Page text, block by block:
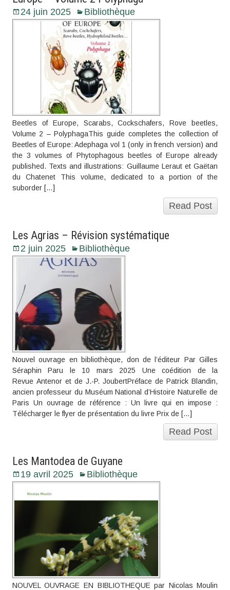
24 juin 2025 Bibliothèque
Beetles of Europe, Scarabs, Cockschafers, Rove beetles,
Volume 2 – PolyphagaThis guide completes the collection of
Beetles of Europe: Adephaga vol 1 (only in french version) and
the 3 volumes of Phytophagous beetles of Europe already
published. Texts and illustrations: Guillaume Leraut et Gaëtan
du Chatenet This volume, dedicated to a portion of the
suborder […]
Read Post
Les Agrias – Révision systématique
2 juin 2025 Bibliothèque
Nouvel ouvrage en bibliothèque, don de l’éditeur Par Gilles
Séraphin Paru le 10 mars 2025 Une coédition de la
Revue Antenor et de J.-P. JoubertPréface de Patrick Blandin,
ancien professeur du Muséum National d’Histoire Naturelle de
Paris Un ouvrage de référence : Un livre qui en impose :
Télécharger le flyer de présentation du livre Prix de […]
Read Post
Les Mantodea de Guyane
19 avril 2025 Bibliothèque
NOUVEL OUVRAGE EN BIBLIOTHEQUE par Nicolas Moulin